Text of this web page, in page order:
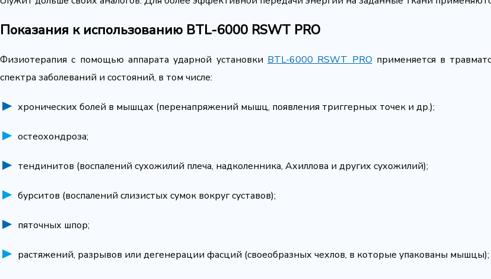
Показания к использованию BTL-6000 RSWT PRO
Физиотерапия с помощью аппарата ударной установки BTL-6000 RSWT PRO применяется в
спектра заболеваний и состояний, в том числе:
хронических болей в мышцах (перенапряжений мышц, появления триггерных точек и др.);
остеохондроза;
тендинитов (воспалений сухожилий плеча, надколенника, Ахиллова и других сухожилий);
бурситов (воспалений слизистых сумок вокруг суставов);
пяточных шпор;
растяжений, разрывов или дегенерации фасций (своеобразных чехлов, в которые упакованы мышцы);